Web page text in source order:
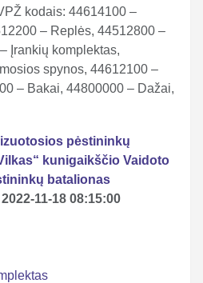
kodais: 44614100 –
– Replės, 44512800 –
Įrankių komplektas,
spynos, 44612100 –
– Bakai, 44800000 – Dažai,
pėstininkų
kunigaikščio Vaidoto
batalionas
2022-11-18 08:15:00